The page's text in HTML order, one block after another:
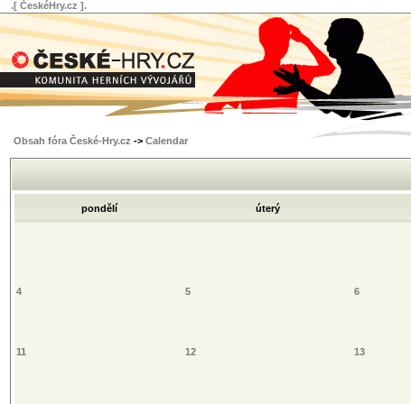
.[ ČeskéHry.cz ].
Obsah fóra České-Hry.cz -> Calendar
pondělí úterý
4 5 6
11 12 13